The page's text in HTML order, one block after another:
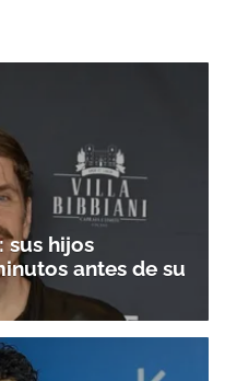
sus hijos
antes de su